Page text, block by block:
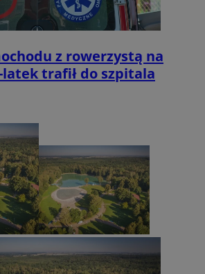
z rowerzystą na
latek trafił do szpitala